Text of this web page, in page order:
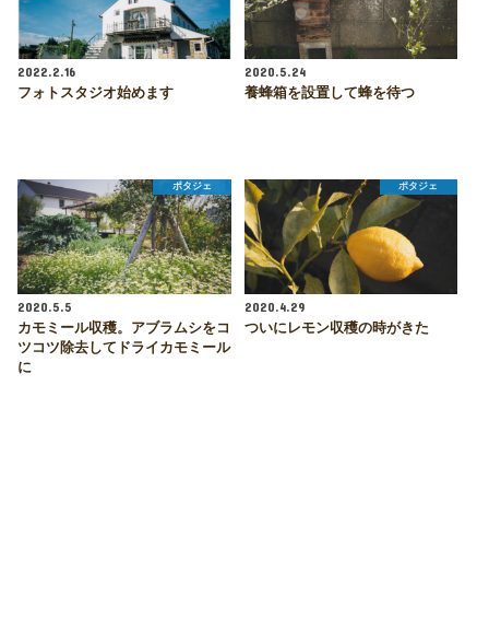
2022.2.16
フォトスタジオ始めます
2020.5.24
養蜂箱を設置して蜂を待つ
ポタジェ
2020.5.5
カモミール収穫。アブラムシをコ
ツコツ除去してドライカモミール
に
ポタジェ
2020.4.29
ついにレモン収穫の時がきた